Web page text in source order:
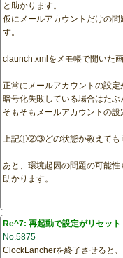
と助かります。
仮にメールアカウントだけの
す。
claunch.xmlをメモ帳で開いた
正常にメールアカウントの設
暗号化失敗している場合はた
そもそもメールアカウントの
上記①②③どの状態か教えても
あと、環境起因の問題の可能
助かります。
Re^7: 再起動で設定がリセット
No.5875
ClockLancherを終了させると